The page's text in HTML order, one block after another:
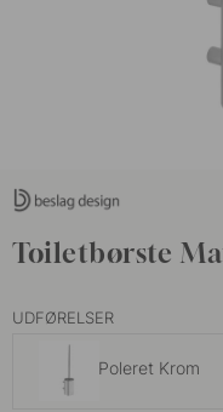
Toiletbørste
UDFØRELSER
Poleret Krom